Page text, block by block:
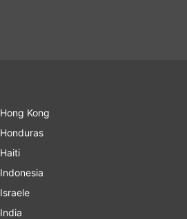
Hong Kong
Honduras
Haiti
Indonesia
Israele
India